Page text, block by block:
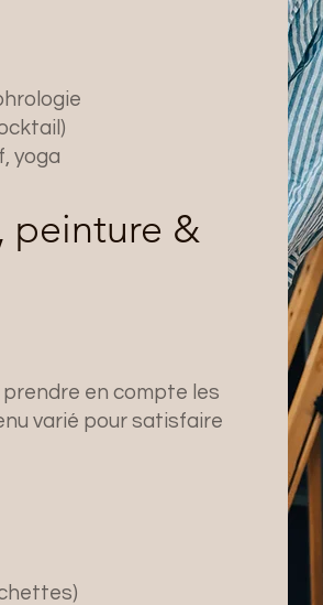
yoga
peinture &
en compte les
varié pour satisfaire